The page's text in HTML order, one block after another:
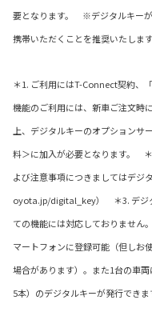
要となります。 ※デジタルキーが
携帯いただくことを推奨いたします
＊1. ご利用にはT-Connect契約、
機能のご利用には、新車ご注文時
上、デジタルキーのオプションサ
料＞に加入が必要となります。
よび注意事項につきましてはデジ
oyota.jp/digital_key） ＊3. デジ
ての機能には対応しておりませ
マートフォンに登録可能（但しお
場合があります）。また1台の車
5本）のデジタルキーが発行できま